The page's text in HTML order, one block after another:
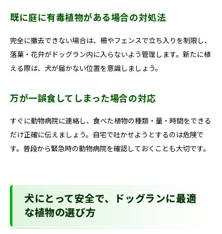
既に庭に有毒植物がある場合の対処法
完全に撤去できない場合は、柵やフェンスで立ち入りを制限し、
落葉・花弁がドッグラン内に入らないよう管理します。新たに植
える際は、犬が届かない位置を意識しましょう。
万が一誤食してしまった場合の対応
すぐに動物病院に連絡し、食べた植物の種類・量・時間をできる
だけ正確に伝えましょう。自宅で吐かせようとするのは危険で
す。普段から緊急時の動物病院を確認しておくことも大切です。
犬にとって安全で、ドッグランに最適
な植物の選び方